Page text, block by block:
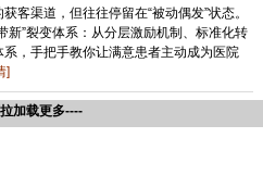
客渠道，但往往停留在“被动偶发”状态。
新”裂变体系：从分层激励机制、标准化转
，手把手教你让满意患者主动成为医院
]
加载更多----